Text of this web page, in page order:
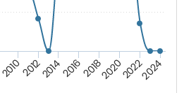
20102012201420162018202020222024